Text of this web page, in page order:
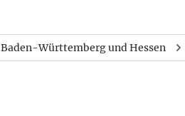
Baden-Württemberg und Hessen